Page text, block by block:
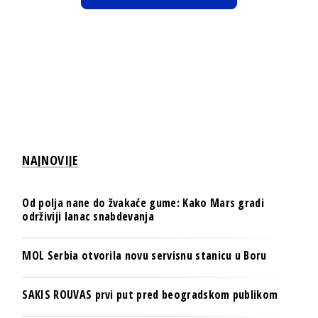
NAJNOVIJE
Od polja nane do žvakaće gume: Kako Mars gradi
održiviji lanac snabdevanja
MOL Serbia otvorila novu servisnu stanicu u Boru
SAKIS ROUVAS prvi put pred beogradskom publikom